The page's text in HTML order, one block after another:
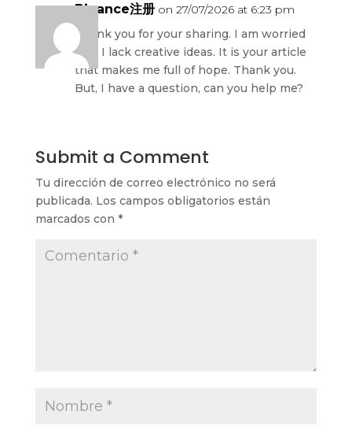
Binance注册 on 27/07/2026 at 6:23 pm
Thank you for your sharing. I am worried
that I lack creative ideas. It is your article
that makes me full of hope. Thank you.
But, I have a question, can you help me?
Submit a Comment
Tu dirección de correo electrónico no será
publicada. Los campos obligatorios están
marcados con *